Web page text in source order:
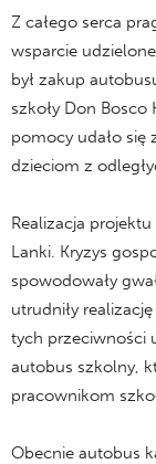
Z całego serca
wsparcie
był zakup
szkoły Don Bosco
pomocy udało się
dzieciom z
Realizacja
Lanki. Kryzys
spowodowały
utrudniły
tych przeciwności
autobus szkolny,
pracownikom
Obecnie autobus